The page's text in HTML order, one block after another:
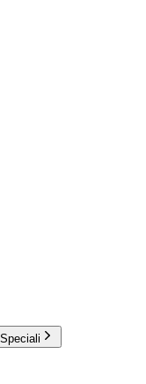
Speciali